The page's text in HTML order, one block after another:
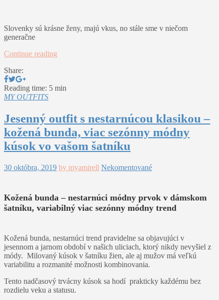
Slovenky sú krásne ženy, majú vkus, no stále sme v niečom
generačne
Continue reading
Share:
Reading time: 5 min
MY OUTFITS
Jesenný outfit s nestarnúcou klasikou –
kožená bunda, viac sezónny módny
kúsok vo vašom šatníku
30 októbra, 2019 by myamirell Nekomentované
Kožená bunda – nestarnúci módny prvok v dámskom
šatníku, variabilný viac sezónny módny trend
Kožená bunda, nestarnúci trend pravidelne sa objavujúci v
jesennom a jarnom období v našich uliciach, ktorý nikdy nevyšiel z
módy. Milovaný kúsok v šatníku žien, ale aj mužov má veľkú
variabilitu a rozmanité možnosti kombinovania.
Tento nadčasový trvácny kúsok sa hodí prakticky každému bez
rozdielu veku a statusu.